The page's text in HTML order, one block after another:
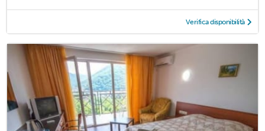
Verifica disponibilità